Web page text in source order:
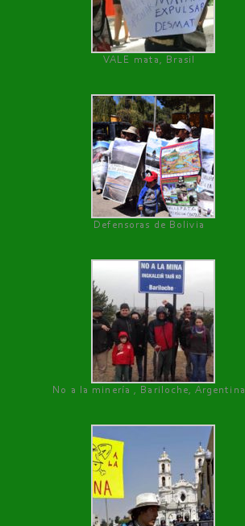
VALE mata, Brasil
Defensoras de Bolivia
No a la minería , Bariloche, Argentina